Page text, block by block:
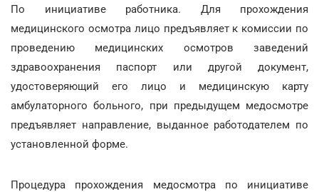
По инициативе работника. Для прохождения
медицинского осмотра лицо предъявляет к комиссии по
проведению медицинских осмотров заведений
здравоохранения паспорт или другой документ,
удостоверяющий его лицо и медицинскую карту
амбулаторного больного, при предыдущем медосмотре
предъявляет направление, выданное работодателем по
установленной форме.
Процедура прохождения медосмотра по инициативе